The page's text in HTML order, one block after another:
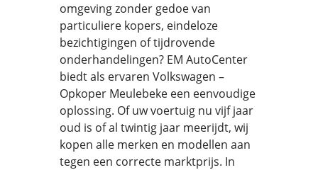
omgeving zonder gedoe van
particuliere kopers, eindeloze
bezichtigingen of tijdrovende
onderhandelingen? EM AutoCenter
biedt als ervaren Volkswagen –
Opkoper Meulebeke een eenvoudige
oplossing. Of uw voertuig nu vijf jaar
oud is of al twintig jaar meerijdt, wij
kopen alle merken en modellen aan
tegen een correcte marktprijs. In